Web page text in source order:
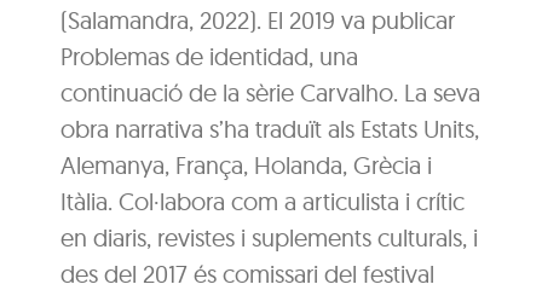
(Salamandra, 2022). El 2019 va publicar
Problemas de identidad, una
continuació de la sèrie Carvalho. La seva
obra narrativa s’ha traduït als Estats Units,
Alemanya, França, Holanda, Grècia i
Itàlia. Col·labora com a articulista i crític
en diaris, revistes i suplements culturals, i
des del 2017 és comissari del festival